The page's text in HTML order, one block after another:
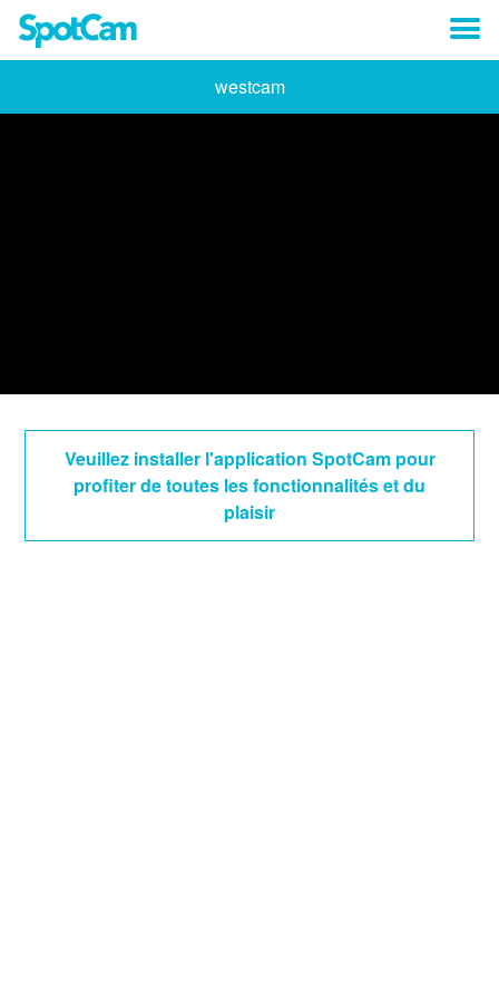
westcam
Veuillez installer l'application SpotCam pour
profiter de toutes les fonctionnalités et du
plaisir